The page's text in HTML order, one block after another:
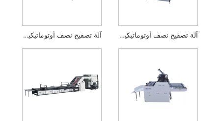
آلة تصفيح نصف أوتوماتيكية مقسمة آلة تصفيح نصف أوتوماتيكية من قطعة واحدة